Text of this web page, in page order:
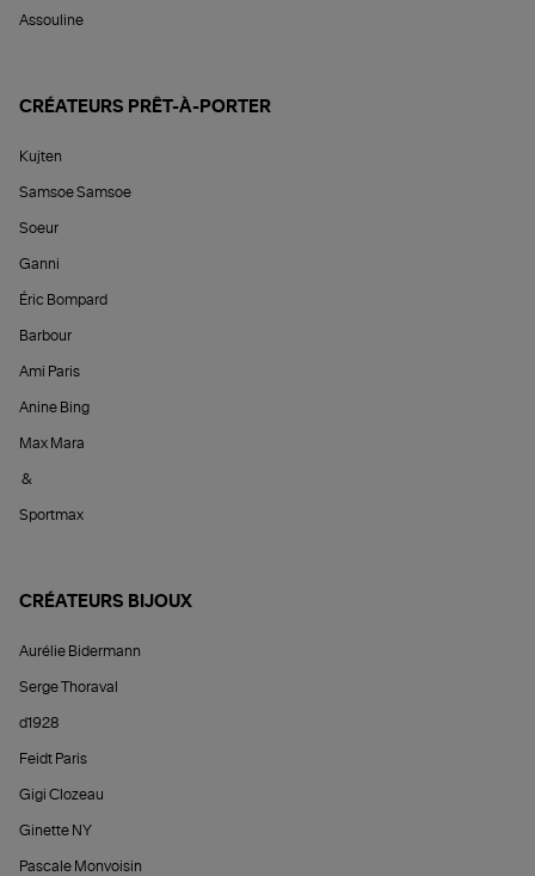
Assouline
CRÉATEURS PRÊT-À-PORTER
Kujten
Samsoe Samsoe
Soeur
Ganni
Éric Bompard
Barbour
Ami Paris
Anine Bing
Max Mara
&
Sportmax
CRÉATEURS BIJOUX
Aurélie Bidermann
Serge Thoraval
d1928
Feidt Paris
Gigi Clozeau
Ginette NY
Pascale Monvoisin